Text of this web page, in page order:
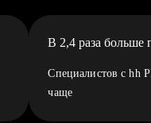
В 2,4 раза больше
Специалистов с hh
чаще